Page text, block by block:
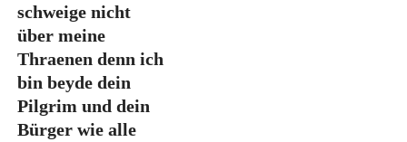
schweige nicht
über meine
Thraenen denn ich
bin beyde dein
Pilgrim und dein
Bürger wie alle